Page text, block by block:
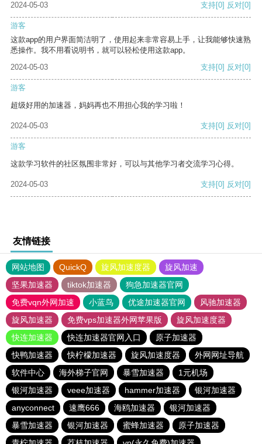
2024-05-03 支持[0] 反对[0]
游客
这款app的用户界面简洁明了，使用起来非常容易上手，让我能够快速熟
悉操作。我不用看说明书，就可以轻松使用这款app。
2024-05-03
支持[0] 反对[0]
游客
超级好用的加速器，妈妈再也不用担心我的学习啦！
2024-05-03 支持[0] 反对[0]
游客
这款学习软件的社区氛围非常好，可以与其他学习者交流学习心得。
2024-05-03 支持[0] 反对[0]
友情链接
网站地图 QuickQ 旋风加速度器
旋风加速
坚果加速器
tiktok加速器
狗急加速器官网
免费vqn外网加速
小蓝鸟 优途加速器官网
风驰加速器
旋风加速器
免费vps加速器外网苹果版
旋风加速度器
快连加速器
快连加速器官网入口
原子加速器
快鸭加速器
快柠檬加速器 旋风加速度器
外网网址导航
软件中心
海外梯子官网 暴雪加速器
1元机场
银河加速器
veee加速器 hammer加速器
银河加速器
anyconnect
速鹰666 海鸥加速器
银河加速器
暴雪加速器
银河加速器 蜜蜂加速器
原子加速器